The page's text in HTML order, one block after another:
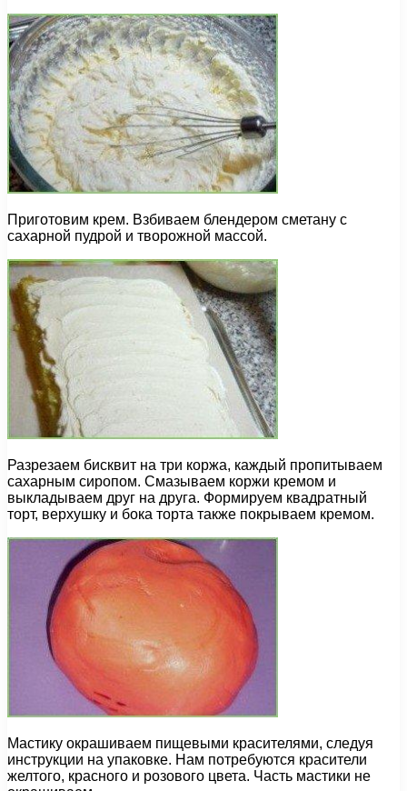
Приготовим крем. Взбиваем блендером сметану с
сахарной пудрой и творожной массой.
Разрезаем бисквит на три коржа, каждый пропитываем
сахарным сиропом. Смазываем коржи кремом и
выкладываем друг на друга. Формируем квадратный
торт, верхушку и бока торта также покрываем кремом.
Мастику окрашиваем пищевыми красителями, следуя
инструкции на упаковке. Нам потребуются красители
желтого, красного и розового цвета. Часть мастики не